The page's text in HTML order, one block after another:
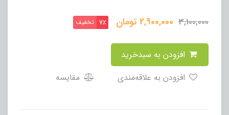
3,100,000
2,900,000تومان 7٪ تخفیف
مقایسه